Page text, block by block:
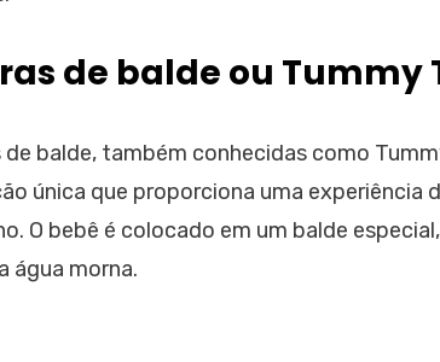
de balde ou Tummy
de balde, também conhecidas como
única que proporciona uma experiência
O bebê é colocado em um balde
água morna.